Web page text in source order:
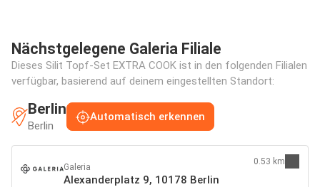
Nächstgelegene Galeria Filiale
Dieses Silit Topf-Set EXTRA COOK ist in den folgenden Filialen
verfügbar, basierend auf deinem eingestellten Standort:
Berlin
Berlin
Automatisch erkennen
Galeria
Alexanderplatz 9, 10178 Berlin
0.53 km